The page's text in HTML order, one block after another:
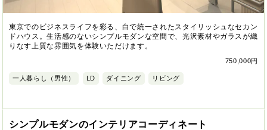
東京でのビジネスライフを彩る、白で統一されたスタイリッシュなセカン
ドハウス。生活感のないシンプルモダンな空間で、光沢素材やガラスが織
りなす上質な雰囲気を体験いただけます。
750,000円
一人暮らし（男性） LD ダイニング リビング
シンプルモダンのインテリアコーディネート